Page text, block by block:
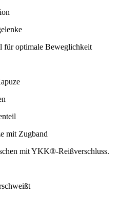
für optimale Beweglichkeit
mit Zugband
mit YKK®-Reißverschluss.